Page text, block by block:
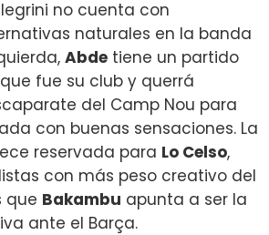
no cuenta con
naturales en la banda
Abde tiene un partido
fue su club y querrá
del Camp Nou para
con buenas sensaciones. La
reservada para Lo Celso,
con más peso creativo del
que Bakambu apunta a ser la
ante el Barça.